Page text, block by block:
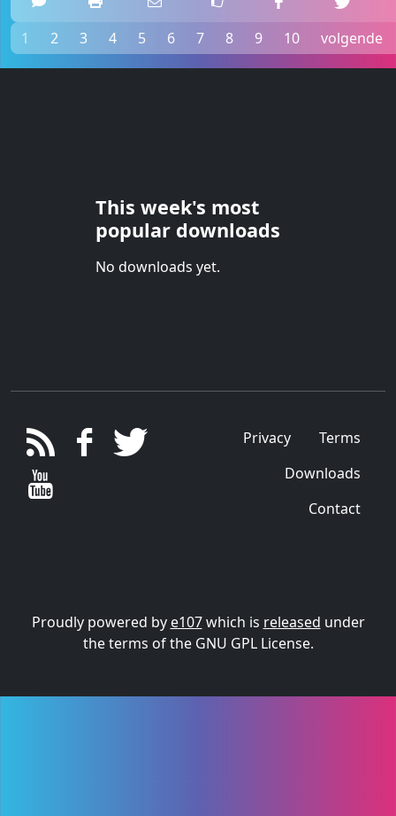
1 2 3 4 5 6 7 8 9 10 volgende
This week's most
popular downloads
No downloads yet.
Privacy
Terms
Downloads
Contact
Proudly powered by e107which is released under
the terms of the GNU GPL License.